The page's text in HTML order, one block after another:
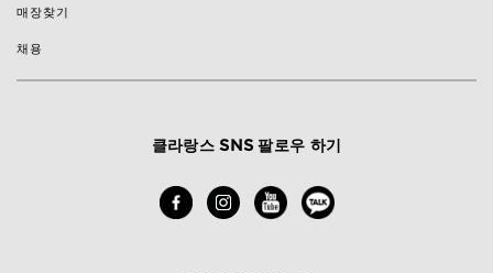
매장찾기
채용
클라랑스 SNS 팔로우 하기